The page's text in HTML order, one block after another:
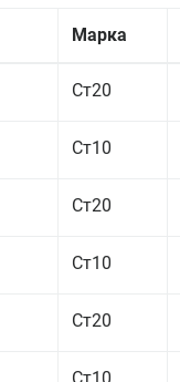
Марка
Ст20
Ст10
Ст20
Ст10
Ст20